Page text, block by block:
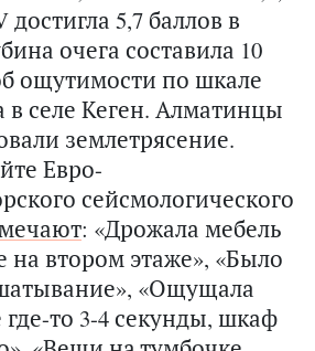
5,7 баллов в
очега составила 10
ощутимости по шкале
в селе Кеген. Алматинцы
землетрясение.
Евро-
сейсмологического
: «Дрожала мебель
на втором этаже», «Было
«Ощущала
где-то 3-4 секунды, шкаф